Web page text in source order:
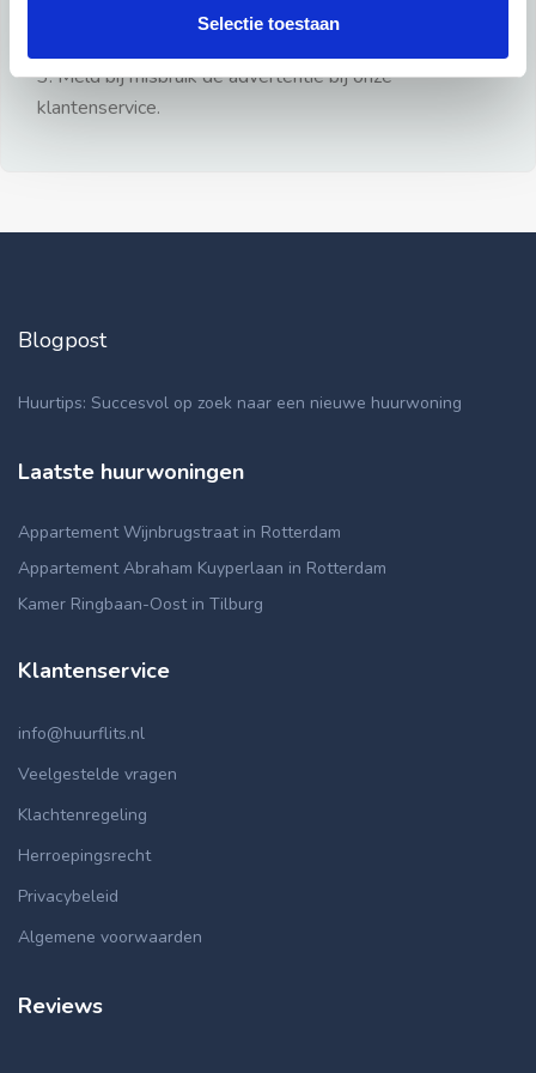
Selectie toestaan
3: Meld bij misbruik de advertentie bij onze
klantenservice.
Blogpost
Huurtips: Succesvol op zoek naar een nieuwe huurwoning
Laatste huurwoningen
Appartement Wijnbrugstraat in Rotterdam
Appartement Abraham Kuyperlaan in Rotterdam
Kamer Ringbaan-Oost in Tilburg
Klantenservice
info@huurflits.nl
Veelgestelde vragen
Klachtenregeling
Herroepingsrecht
Privacybeleid
Algemene voorwaarden
Reviews